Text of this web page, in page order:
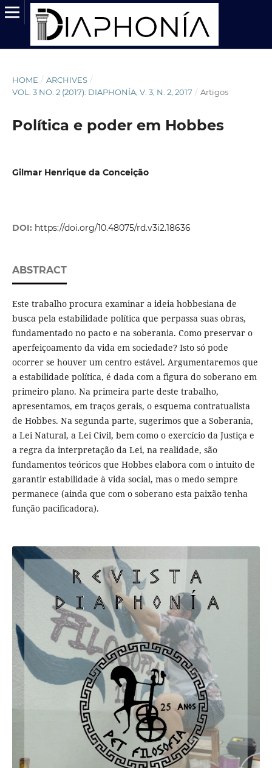
HOME / ARCHIVES /
VOL. 3 NO. 2 (2017): DIAPHONÍA, V. 3, N. 2, 2017 / Artigos
Política e poder em Hobbes
Gilmar Henrique da Conceição
DOI: https://doi.org/10.48075/rd.v3i2.18636
ABSTRACT
Este trabalho procura examinar a ideia hobbesiana de
busca pela estabilidade política que perpassa suas obras,
fundamentado no pacto e na soberania. Como preservar o
aperfeiçoamento da vida em sociedade? Isto só pode
ocorrer se houver um centro estável. Argumentaremos que
a estabilidade política, é dada com a figura do soberano em
primeiro plano. Na primeira parte deste trabalho,
apresentamos, em traços gerais, o esquema contratualista
de Hobbes. Na segunda parte, sugerimos que a Soberania,
a Lei Natural, a Lei Civil, bem como o exercício da Justiça e
a regra da interpretação da Lei, na realidade, são
fundamentos teóricos que Hobbes elabora com o intuito de
garantir estabilidade à vida social, mas o medo sempre
permanece (ainda que com o soberano esta paixão tenha
função pacificadora).